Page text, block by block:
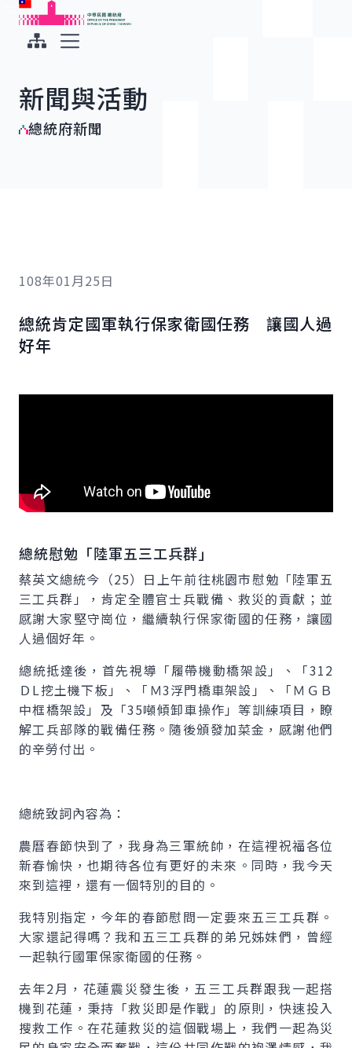
跳到主要內容
中華民國總統府
新聞與活動
總統府新聞
108年01月25日
總統肯定國軍執行保家衛國任務 讓國人過
好年
總統慰勉「陸軍五三工兵群」
蔡英文總統今（25）日上午前往桃園市慰勉「陸軍五
三工兵群」，肯定全體官士兵戰備、救災的貢獻；並
感謝大家堅守崗位，繼續執行保家衛國的任務，讓國
人過個好年。
總統抵達後，首先視導「履帶機動橋架設」、「312
ＤL挖土機下板」、「Ｍ3浮門橋車架設」、「ＭＧＢ
中框橋架設」及「35噸傾卸車操作」等訓練項目，瞭
解工兵部隊的戰備任務。隨後頒發加菜金，感謝他們
的辛勞付出。
總統致詞內容為：
農曆春節快到了，我身為三軍統帥，在這裡祝福各位
新春愉快，也期待各位有更好的未來。同時，我今天
來到這裡，還有一個特別的目的。
我特別指定，今年的春節慰問一定要來五三工兵群。
大家還記得嗎？我和五三工兵群的弟兄姊妹們，曾經
一起執行國軍保家衛國的任務。
去年2月，花蓮震災發生後，五三工兵群跟我一起搭
機到花蓮，秉持「救災即是作戰」的原則，快速投入
搜救工作。在花蓮救災的這個戰場上，我們一起為災